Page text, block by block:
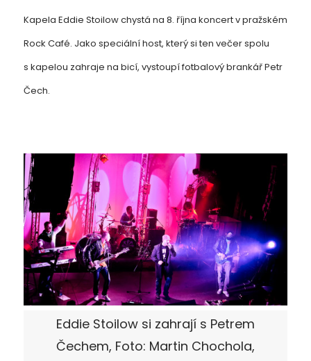
Kapela Eddie Stoilow chystá na 8. října koncert v pražském
Rock Café. Jako speciální host, který si ten večer spolu
s kapelou zahraje na bicí, vystoupí fotbalový brankář Petr
Čech.
Eddie Stoilow si zahrají s Petrem
Čechem, Foto: Martin Chochola,